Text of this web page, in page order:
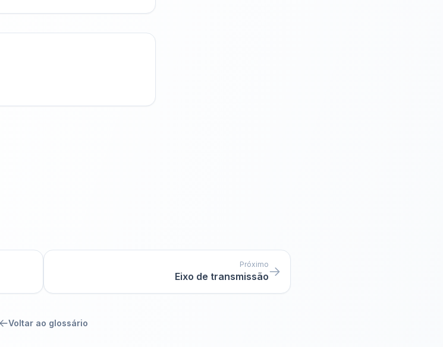
Próximo
Eixo de transmissão
Voltar ao glossário